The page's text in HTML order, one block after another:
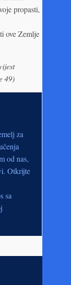
propasti,
ove Zemlje
49)
za
od nas,
Otkrijte
sa